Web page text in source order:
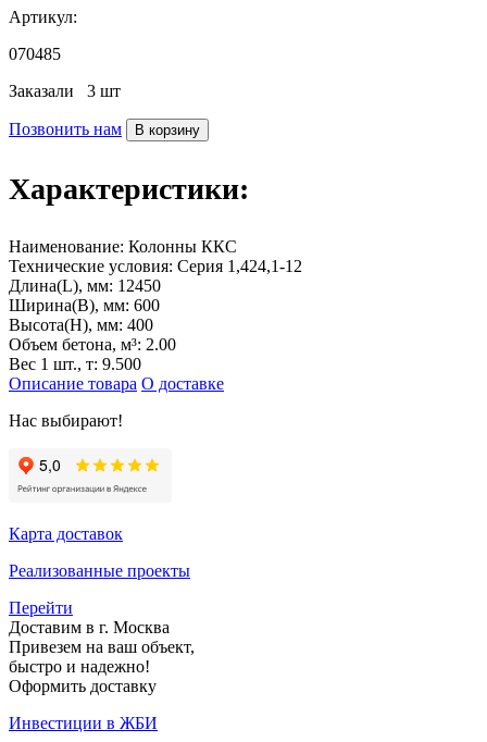
Артикул:
070485
Заказали 3 шт
Позвонить нам В корзину
Характеристики:
Наименование: Колонны ККС
Технические условия: Серия 1,424,1-12
Длина(L), мм: 12450
Ширина(B), мм: 600
Высота(H), мм: 400
Объем бетона, м³: 2.00
Вес 1 шт., т: 9.500
Описание товара О доставке
Нас выбирают!
Карта доставок
Реализованные проекты
Перейти
Доставим в г. Москва
Привезем на ваш объект,
быстро и надежно!
Оформить доставку
Инвестиции в ЖБИ